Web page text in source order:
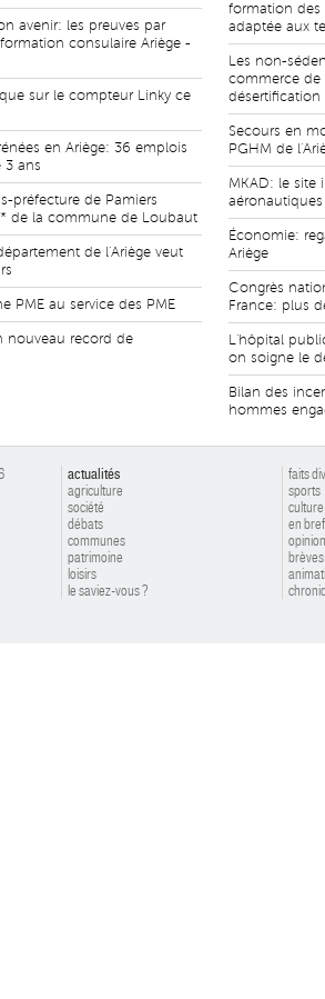
avenir: les preuves par
consulaire Ariège -
sur le compteur Linky ce
en Ariège: 36 emplois
3 ans
préfecture de Pamiers
de la commune de Loubaut
de l'Ariège veut
PME au service des PME
nouveau record de
formation des
adaptée aux
Les non-
commerce de
désertification
Secours en
PGHM de
MKAD: le site
Économie:
Ariège
Congrès
France: plus
L'hôpital
on soigne le
Bilan des
hommes
actualités
agriculture
société
débats
communes
patrimoine
loisirs
le saviez-vous ?
faits
sports
culture
en bref
brèves